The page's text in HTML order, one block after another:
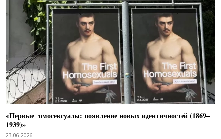
«Первые гомосексуалы: появление новых идентичностей (1869–
1939)»
23.06.2026